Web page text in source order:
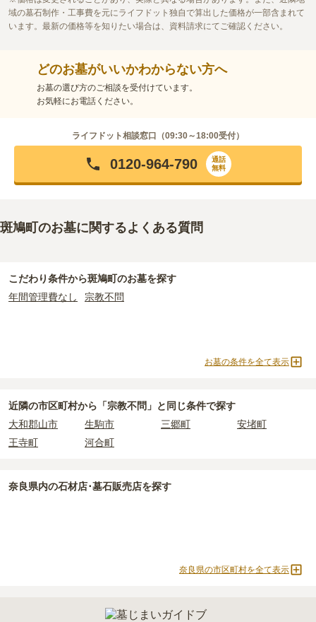
域の墓石制作・工事費を元にライフドット独自で算出した価格が一部含まれて
います。最新の価格等を知りたい場合は、資料請求にてご確認ください。
どのお墓がいいかわからない方へ
お墓の選び方のご相談を受付けています。
お気軽にお電話ください。
ライフドット相談窓口（09:30～18:00受付）
0120-964-790
通話
無料
斑鳩町のお墓に関するよくある質問
こだわり条件から斑鳩町のお墓を探す
年間管理費なし
宗教不問
お墓の条件を全て表示
近隣の市区町村から 「宗教不問」と 同じ条件で探す
大和郡山市
生駒市 三郷町
安堵町
王寺町
河合町
奈良県内の石材店･墓石販売店を探す
奈良県の市区町村を全て表示